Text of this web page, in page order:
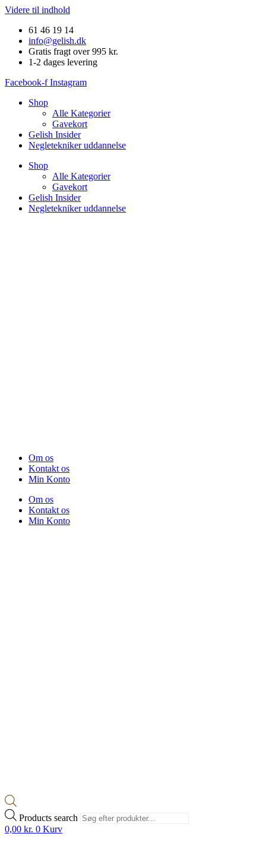
Videre til indhold
61 46 19 14
info@gelish.dk
Gratis fragt over 995 kr.
1-2 dages levering
Facebook-f Instagram
Shop
Alle Kategorier
Gavekort
Gelish Insider
Negletekniker uddannelse
Shop
Alle Kategorier
Gavekort
Gelish Insider
Negletekniker uddannelse
Om os
Kontakt os
Min Konto
Om os
Kontakt os
Min Konto
Products search
0,00 kr. 0 Kurv